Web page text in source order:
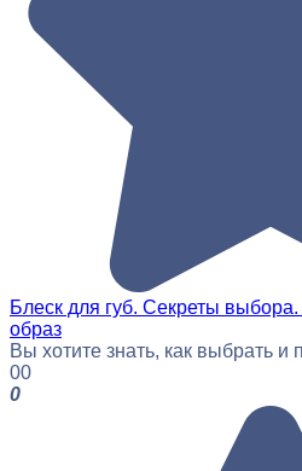
Блеск для губ. Секреты
образ
Вы хотите знать, как выбрать и
00
0